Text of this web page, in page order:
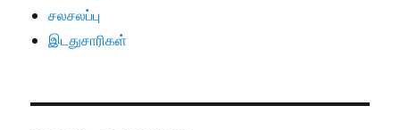
சலசலப்பு
இடதுசாரிகள்